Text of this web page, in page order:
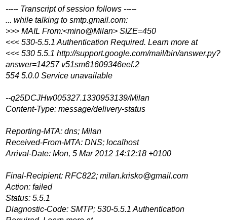
----- Transcript of session follows -----
... while talking to smtp.gmail.com:
>>> MAIL From:<mino@Milan> SIZE=450
<<< 530-5.5.1 Authentication Required. Learn more at
<<< 530 5.5.1 http://support.google.com/mail/bin/answer.py?
answer=14257 v51sm61609346eef.2
554 5.0.0 Service unavailable
--q25DCJHw005327.1330953139/Milan
Content-Type: message/delivery-status
Reporting-MTA: dns; Milan
Received-From-MTA: DNS; localhost
Arrival-Date: Mon, 5 Mar 2012 14:12:18 +0100
Final-Recipient: RFC822; milan.krisko@gmail.com
Action: failed
Status: 5.5.1
Diagnostic-Code: SMTP; 530-5.5.1 Authentication